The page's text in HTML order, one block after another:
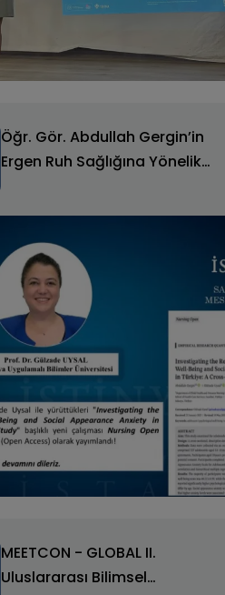
Öğr. Gör. Abdullah Gergin’in
Ergen Ruh Sağlığına Yönelik
Yayımlandı
MEETCON - GLOBAL II.
Uluslararası Bilimsel